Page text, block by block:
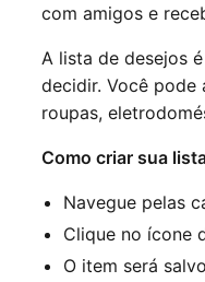
com amigos e
A lista de desejos
decidir. Você pode
roupas,
Como criar sua
Navegue pelas
Clique no ícone
O item será